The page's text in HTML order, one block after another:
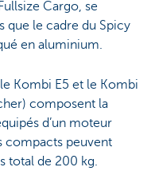
Cargo, se
que le cadre du Spicy
en aluminium.
Kombi E5 et le Kombi
composent la
d’un moteur
compacts peuvent
total de 200 kg.